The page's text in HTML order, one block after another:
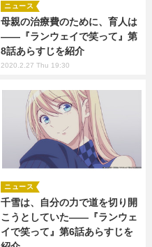
母親の治療費のために、育人は
――『ランウェイで笑って』第
8話あらすじを紹介
ニュース
2020.2.27 Thu 19:30
千雪は、自分の力で道を切り開
こうとしていた――『ランウェ
イで笑って』第6話あらすじを
ニュース